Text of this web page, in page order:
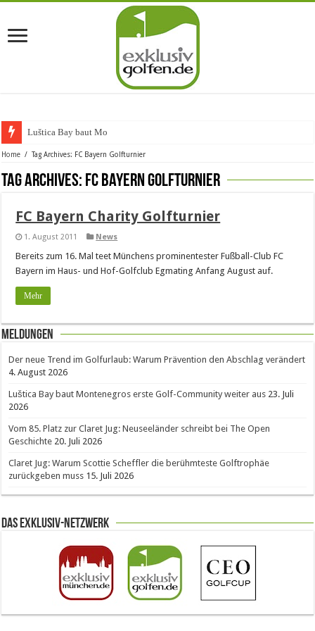
Luštica Bay baut Monten
Home / Tag Archives: FC Bayern Golfturnier
Tag Archives: FC Bayern Golfturnier
FC Bayern Charity Golfturnier
1. August 2011 News
Bereits zum 16. Mal teet Münchens prominentester Fußball-Club FC
Bayern im Haus- und Hof-Golfclub Egmating Anfang August auf.
Mehr
Meldungen
Der neue Trend im Golfurlaub: Warum Prävention den Abschlag verändert
4. August 2026
Luštica Bay baut Montenegros erste Golf-Community weiter aus 23. Juli
2026
Vom 85. Platz zur Claret Jug: Neuseeländer schreibt bei The Open
Geschichte 20. Juli 2026
Claret Jug: Warum Scottie Scheffler die berühmteste Golftrophäe
zurückgeben muss 15. Juli 2026
Das Exklusiv-Netzwerk